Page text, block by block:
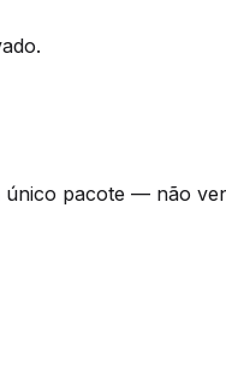
pacote — não